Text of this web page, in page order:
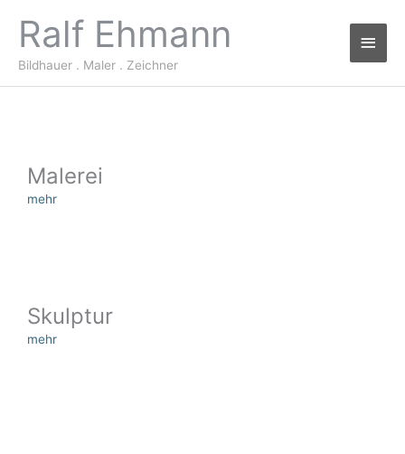
springen
Ralf Ehmann
Bildhauer . Maler . Zeichner
Janus
Malerei
mehr
Skulptur
mehr